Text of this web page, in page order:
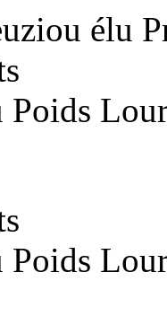
élu
Poids
Poids